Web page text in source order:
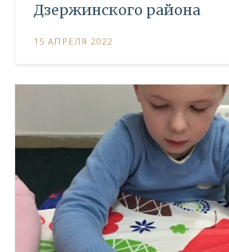
Дзержинского района
15 АПРЕЛЯ 2022